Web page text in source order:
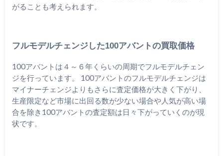
がることも考えられます。
フルモデルチェンジした100アバントの買取価格
100アバントは４～６年くらいの周期でフルモデルチェン
ジを行っています。 100アバントのフルモデルチェンジは
マイナーチェンジよりもさらに査定価格が大きく下がり、
生産限定など市場に出回る数が少ない場合や人気が高い場
合を除き100アバントの査定額は日々下がっていくのが現
状です。